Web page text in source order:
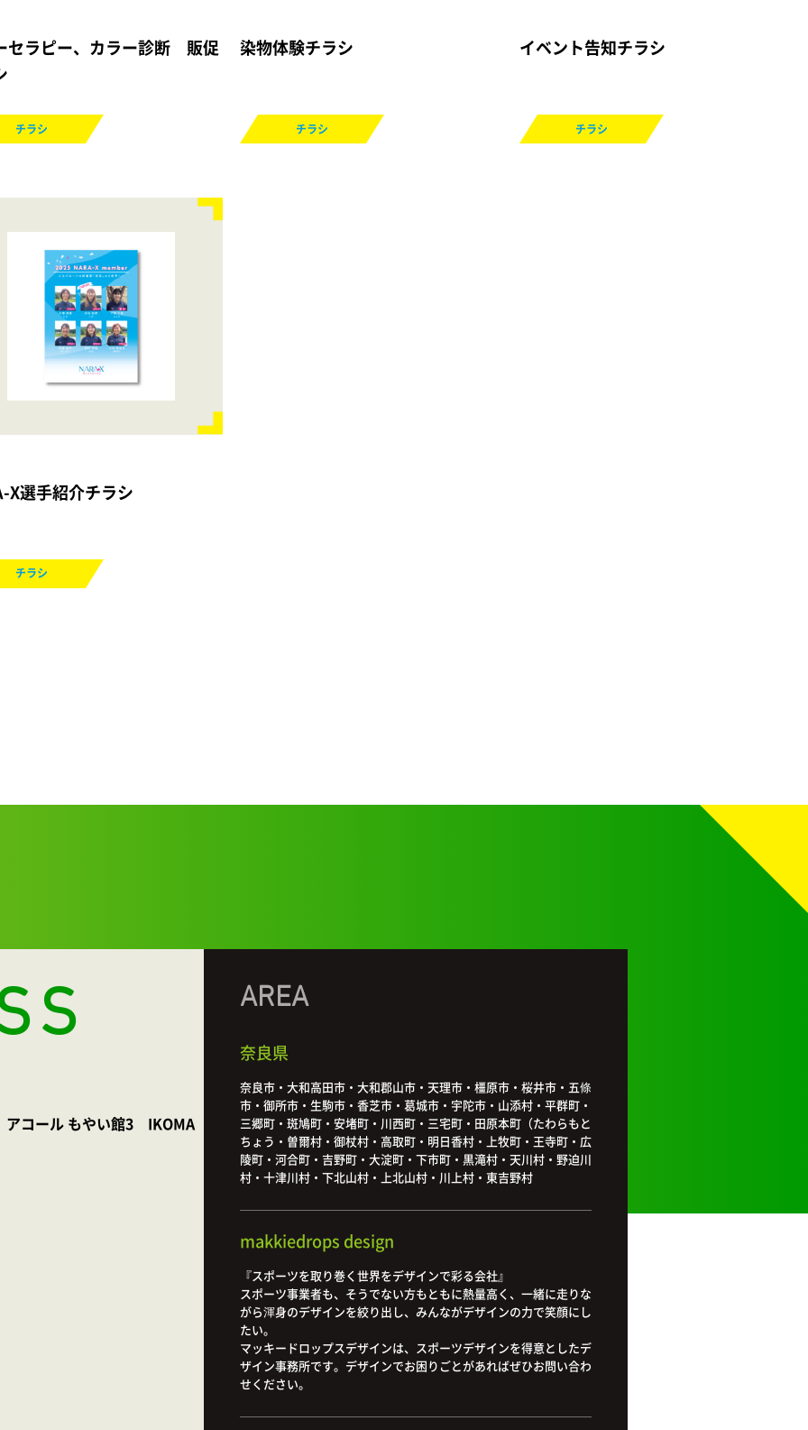
セラピー、カラー診断 販促
チラシ
染物体験チラシ
チラシ
イベント告知チラシ
チラシ
X選手紹介チラシ
チラシ
アコール もやい館3 IKOMA
AREA
奈良県
奈良市・大和高田市・大和郡山市・天理市・橿原市・桜井市・五條
市・御所市・生駒市・香芝市・葛城市・宇陀市・山添村・平群町・
三郷町・斑鳩町・安堵町・川西町・三宅町・田原本町（たわらもと
ちょう・曽爾村・御杖村・高取町・明日香村・上牧町・王寺町・広
陵町・河合町・吉野町・大淀町・下市町・黒滝村・天川村・野迫川
村・十津川村・下北山村・上北山村・川上村・東吉野村
makkiedrops design
『スポーツを取り巻く世界をデザインで彩る会社』
スポーツ事業者も、そうでない方もともに熱量高く、一緒に走りな
がら渾身のデザインを絞り出し、みんながデザインの力で笑顔にし
たい。
マッキードロップスデザインは、スポーツデザインを得意としたデ
ザイン事務所です。デザインでお困りごとがあればぜひお問い合わ
せください。